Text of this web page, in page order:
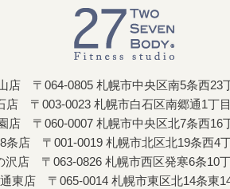
店 〒064-0805 札幌市中央区南5条西23
店 〒003-0023 札幌市白石区南郷通1丁
店 〒060-0007 札幌市中央区北7条西16
条店 〒001-0019 札幌市北区北19条西4
沢店 〒063-0826 札幌市西区発寒6条10
東店 〒065-0014 札幌市東区北14条東